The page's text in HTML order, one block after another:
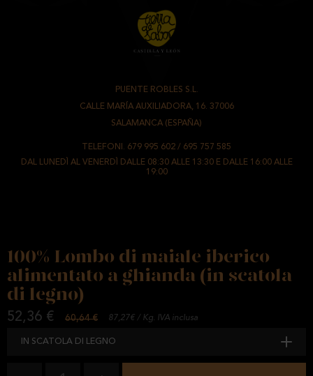
100% Lombo di maiale iberico
alimentato a ghianda (in scatola
di legno)
52,36 € 60,64 € 87,27€ / Kg. IVA inclusa
IN SCATOLA DI LEGNO
PUENTE ROBLES S.L.
CALLE MARÍA AUXILIADORA, 16. 37006
SALAMANCA (ESPAÑA)
TELEFONI. 679 995 602 / 695 757 585
DAL LUNEDÌ AL VENERDÌ DALLE 08:30 ALLE 13:30 E DALLE 16:00 ALLE
19:00